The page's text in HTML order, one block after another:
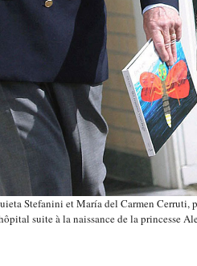
Stefanini et María del Carmen Cerruti,
suite à la naissance de la princesse